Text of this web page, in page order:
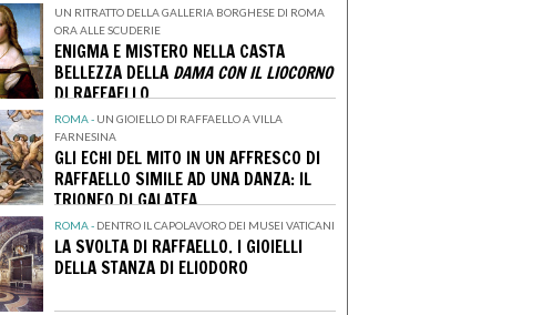
UN RITRATTO DELLA GALLERIA BORGHESE DI ROMA
ORA ALLE SCUDERIE
ENIGMA E MISTERO NELLA CASTA
BELLEZZA DELLA DAMA CON IL LIOCORNO
DI RAFFAELLO
ROMA - UN GIOIELLO DI RAFFAELLO A VILLA
FARNESINA
GLI ECHI DEL MITO IN UN AFFRESCO DI
RAFFAELLO SIMILE AD UNA DANZA: IL
TRIONFO DI GALATEA
ROMA - DENTRO IL CAPOLAVORO DEI MUSEI VATICANI
LA SVOLTA DI RAFFAELLO. I GIOIELLI
DELLA STANZA DI ELIODORO